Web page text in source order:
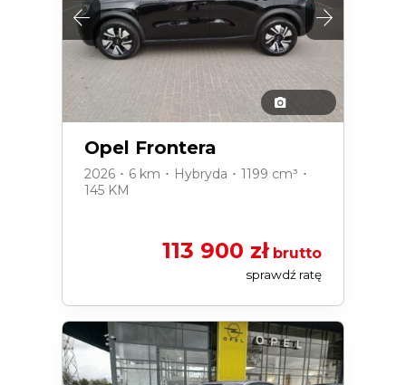
Opel Frontera
2026 ･ 6 km ･ Hybryda ･ 1199 cm³ ･
145 KM
113 900 złbrutto
sprawdź ratę